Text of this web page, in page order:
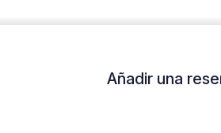
Añadir una